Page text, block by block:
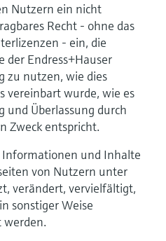
Nutzern ein nicht
Recht - ohne das
- ein, die
Endress+Hauser
zu nutzen, wie dies
vereinbart wurde, wie es
und Überlassung durch
Zweck entspricht.
und Inhalte
von Nutzern unter
verändert, vervielfältigt,
sonstiger Weise
werden.